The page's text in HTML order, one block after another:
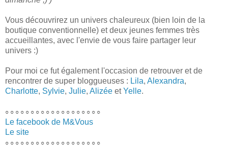
Vous découvrirez un univers chaleureux (bien loin de la
boutique conventionnelle) et deux jeunes femmes très
accueillantes, avec l'envie de vous faire partager leur
univers :)
Pour moi ce fut également l'occasion de retrouver et de
rencontrer de super bloggueuses : Lila, Alexandra,
Charlotte, Sylvie, Julie, Alizée etYelle.
○ ○ ○ ○ ○ ○ ○ ○ ○ ○ ○ ○ ○ ○ ○ ○ ○ ○ ○
Le facebook de M&Vous
Le site
○ ○ ○ ○ ○ ○ ○ ○ ○ ○ ○ ○ ○ ○ ○ ○ ○ ○ ○